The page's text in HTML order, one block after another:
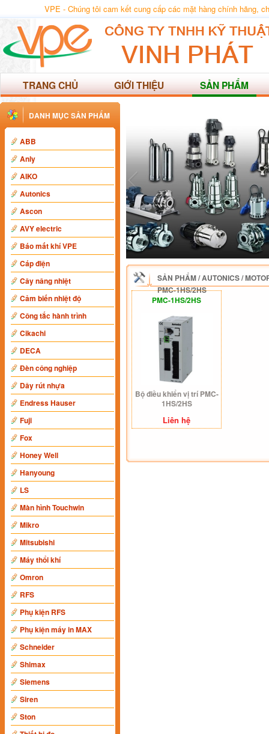
VPE - Chúng tôi cam kết cung cấp các mặt hàng chính hãng,
TRANG CHỦ GIỚI THIỆU SẢN PHẨM
DANH MỤC SẢN PHẨM
ABB
Anly
AIKO
Autonics
Ascon
AVY electric
Báo mất khí VPE
Cáp điện
Cây nâng nhiệt
Cảm biến nhiệt độ
Công tắc hành trình
Cikachi
DECA
Đèn công nghiệp
Dây rút nhựa
Endress Hauser
Fuji
Fox
Honey Well
Hanyoung
LS
Màn hình Touchwin
Mikro
Mitsubishi
Máy thổi khí
Omron
RFS
Phụ kiện RFS
Phụ kiện máy in MAX
Schneider
Shimax
Siemens
Siren
Ston
SẢN PHẨM/AUTONICS/
PMC-1HS/2HS
PMC-1HS/2HS
Bộ điều khiển vị trí PMC-
1HS/2HS
Liên hệ